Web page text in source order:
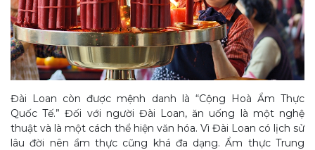
Đài Loan còn được mệnh danh là “Cộng Hoà Ẩm Thực
Quốc Tế.” Đối với người Đài Loan, ăn uống là một nghệ
thuật và là một cách thể hiện văn hóa. Vì Đài Loan có lịch sử
lâu đời nên ẩm thực cũng khá đa dạng. Ẩm thực Trung